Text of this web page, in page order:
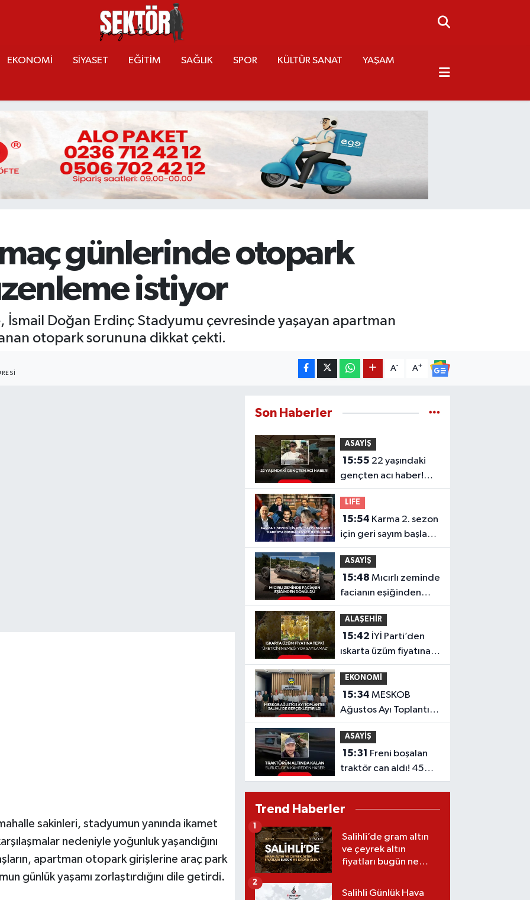
EKONOMİ SİYASET EĞİTİM SAĞLIK SPOR KÜLTÜR SANAT YAŞAM
günlerinde otopark
istiyor
İsmail Doğan Erdinç Stadyumu çevresinde yaşayan apartman
otopark sorununa dikkat çekti.
A- A+
sakinleri, stadyumun yanında ikamet
nedeniyle yoğunluk yaşandığını
apartman otopark girişlerine araç park
günlük yaşamı zorlaştırdığını dile getirdi.
Son Haberler
ASAYİŞ
15:55
gençten acı haber!
Yeni aldığı motosiklet
sonu oldu
LIFE
15:54
için geri sayım başladı!
Kadroya bomba
isimler dahil oldu
ASAYİŞ
15:48 Mıcırlı zeminde
facianın eşiğinden
dönüldü
ALAŞEHİR
15:42
ıskarta üzüm fiyatına
tepki 'Üreticinin
emeği yok sayılamaz'
EKONOMİ
15:34 MESKOB
Ağustos Ayı Toplantısı
Salihli’de
Gerçekleştirildi
ASAYİŞ
15:31
traktör can aldı! 45
yaşındaki sürücü
Trend Haberler
Salihli’de gram altın
ve çeyrek altın
fiyatları bugün ne
(07.08.2026)
1
Salihli Günlük Hava
2